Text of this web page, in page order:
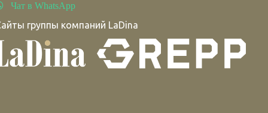
Чат в WhatsApp
группы компаний LaDina